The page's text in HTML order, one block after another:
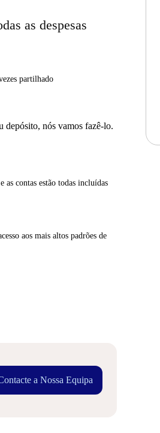
as despesas
partilhado
depósito, nós vamos fazê-lo.
contas estão todas incluídas
aos mais altos padrões de
a Nossa Equipa